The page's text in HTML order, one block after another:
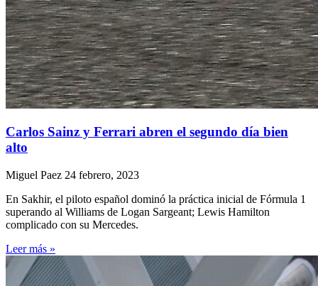
Carlos Sainz y Ferrari abren el segundo día bien
alto
Miguel Paez 24 febrero, 2023
En Sakhir, el piloto español dominó la práctica inicial de Fórmula 1
superando al Williams de Logan Sargeant; Lewis Hamilton
complicado con su Mercedes.
Leer más »